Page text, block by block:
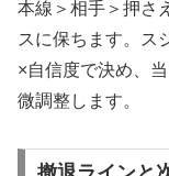
本線＞相手＞押さ
スに保ちます。ス
×自信度で決め、
微調整します。